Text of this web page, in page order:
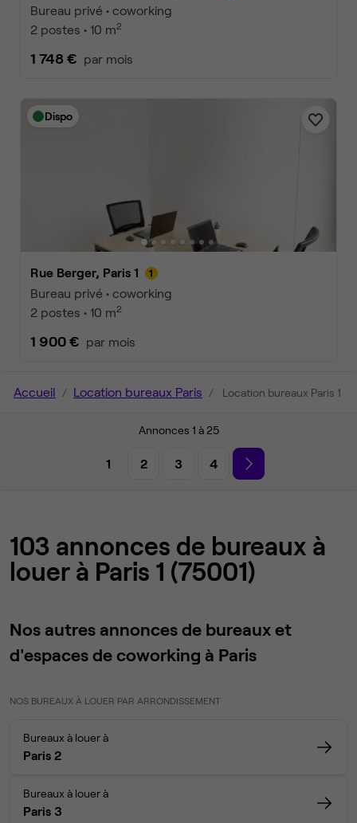
Bureau privé • coworking
2 postes • 10 m2
1 748 € par mois
Dispo
Rue Berger, Paris 1
Bureau privé • coworking
2 postes • 10 m2
1 900 € par mois
Accueil Location bureaux Paris Location bureaux Paris 1
Annonces 1 à 25
1 2 3 4
103 annonces de bureaux à
louer à Paris 1 (75001)
Nos autres annonces de bureaux et
d'espaces de coworking à Paris
NOS BUREAUX À LOUER PAR ARRONDISSEMENT
Bureaux à louer à
Paris 2
Bureaux à louer à
Paris 3